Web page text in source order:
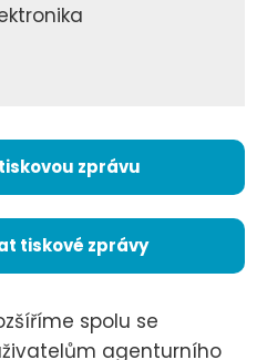
zprávu
tiskové zprávy
spolu se
agenturního